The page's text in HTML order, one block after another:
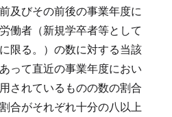
及びその前後の事業年度に
働者（新規学卒者等として
限る。）の数に対する当該
って直近の事業年度におい
されているものの数の割合
合がそれぞれ十分の八以上